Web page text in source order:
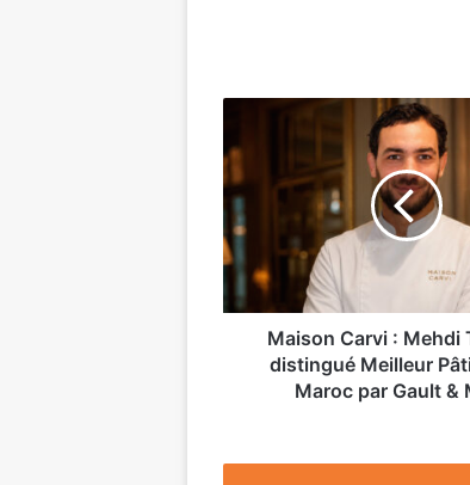
Maison
:
Mehdi
Tobrouki
distingué
Meilleur
Pâtissier
du
Maison Carvi : Mehdi
distingué Meilleur
Maroc par Gault &